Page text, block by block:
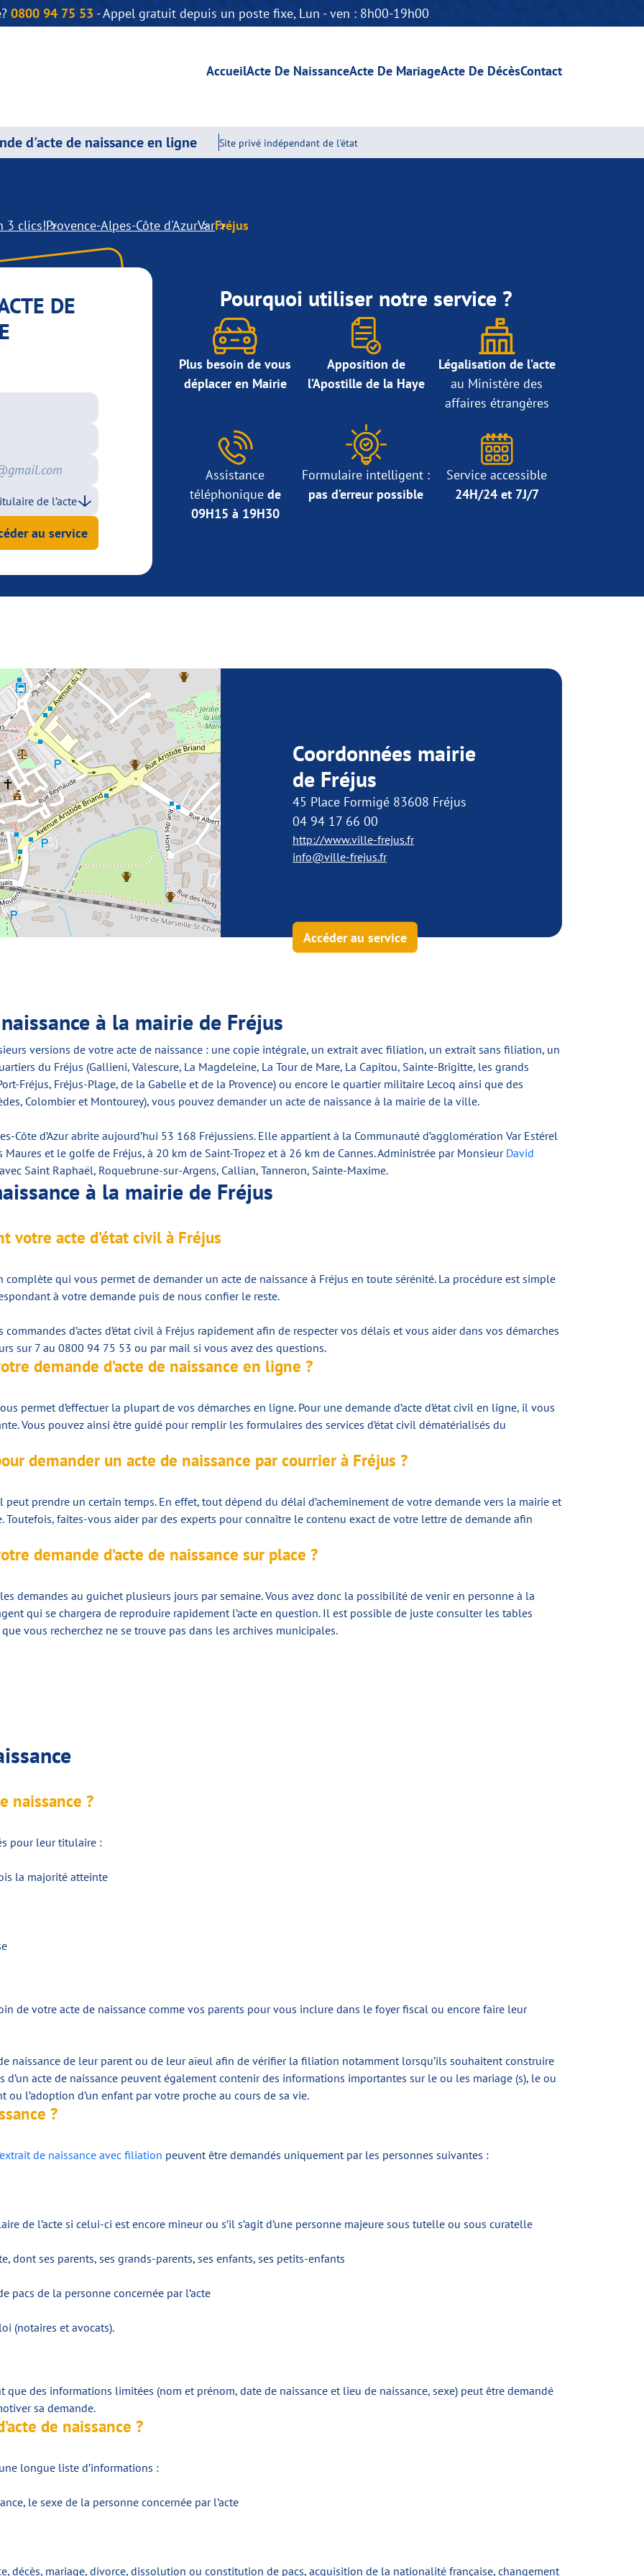
0800 94 75 53 - Appel gratuit depuis un poste fixe, Lun - ven : 8h00-19h00
AccueilActe De NaissanceActe De MariageActe De DécèsContact
d'acte de naissance en ligne Site privé indépendant de l'état
3 clics!Provence-Alpes-Côte d'AzurVarFréjus
DE
au service
Pourquoi utiliser notre service ?
Plus besoin de vous
déplacer en Mairie
Apposition de
l’Apostille de la Haye
Légalisation de l’acte
au Ministère des
affaires étrangères
Assistance
téléphonique de
09H15 à 19H30
Formulaire intelligent :
pas d’erreur possible
Service accessible
24H/24 et 7J/7
Coordonnées mairie
de Fréjus
45 Place Formigé 83608 Fréjus
04 94 17 66 00
http://www.ville-frejus.fr
info@ville-frejus.fr
Accéder au service
à la mairie de Fréjus
versions de votre acte de naissance : une copie intégrale, un extrait avec filiation, un extrait sans filiation, un
du Fréjus (Gallieni, Valescure, La Magdeleine, La Tour de Mare, La Capitou, Sainte-Brigitte, les grands
Fréjus, Fréjus-Plage, de la Gabelle et de la Provence) ou encore le quartier militaire Lecoq ainsi que des
Colombier et Montourey), vous pouvez demander un acte de naissance à la mairie de la ville.
Côte d’Azur abrite aujourd’hui 53 168 Fréjussiens. Elle appartient à la Communauté d’agglomération Var Estérel
et le golfe de Fréjus, à 20 km de Saint-Tropez et à 26 km de Cannes. Administrée par Monsieur David
Saint Raphaël, Roquebrune-sur-Argens, Callian, Tanneron, Sainte-Maxime.
à la mairie de Fréjus
votre acte d’état civil à Fréjus
complète qui vous permet de demander un acte de naissance à Fréjus en toute sérénité. La procédure est simple
à votre demande puis de nous confier le reste.
d’actes d’état civil à Fréjus rapidement afin de respecter vos délais et vous aider dans vos démarches
sur 7 au 0800 94 75 53 ou par mail si vous avez des questions.
demande d’acte de naissance en ligne ?
permet d’effectuer la plupart de vos démarches en ligne. Pour une demande d’acte d’état civil en ligne, il vous
Vous pouvez ainsi être guidé pour remplir les formulaires des services d’état civil dématérialisés du
demander un acte de naissance par courrier à Fréjus ?
peut prendre un certain temps. En effet, tout dépend du délai d’acheminement de votre demande vers la mairie et
Toutefois, faites-vous aider par des experts pour connaître le contenu exact de votre lettre de demande afin
demande d’acte de naissance sur place ?
demandes au guichet plusieurs jours par semaine. Vous avez donc la possibilité de venir en personne à la
qui se chargera de reproduire rapidement l’acte en question. Il est possible de juste consulter les tables
vous recherchez ne se trouve pas dans les archives municipales.
naissance ?
pour leur titulaire :
la majorité atteinte
de votre acte de naissance comme vos parents pour vous inclure dans le foyer fiscal ou encore faire leur
naissance de leur parent ou de leur aïeul afin de vérifier la filiation notamment lorsqu’ils souhaitent construire
acte de naissance peuvent également contenir des informations importantes sur le ou les mariage (s), le ou
ou l’adoption d’un enfant par votre proche au cours de sa vie.
?
extrait de naissance avec filiation peuvent être demandés uniquement par les personnes suivantes :
de l’acte si celui-ci est encore mineur ou s’il s’agit d’une personne majeure sous tutelle ou sous curatelle
dont ses parents, ses grands-parents, ses enfants, ses petits-enfants
pacs de la personne concernée par l’acte
(notaires et avocats).
que des informations limitées (nom et prénom, date de naissance et lieu de naissance, sexe) peut être demandé
sa demande.
de naissance ?
longue liste d’informations :
le sexe de la personne concernée par l’acte
décès, mariage, divorce, dissolution ou constitution de pacs, acquisition de la nationalité française, changement